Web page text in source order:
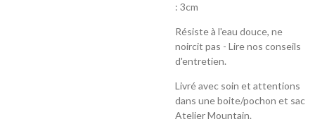
: 3cm
Résiste à l'eau douce, ne
noircit pas - Lire nos conseils
d'entretien.
Livré avec soin et attentions
dans une boite/pochon et sac
Atelier Mountain.